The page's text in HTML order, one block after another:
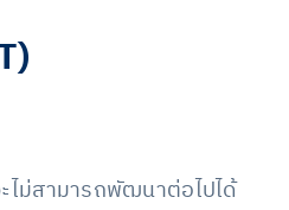
ไม่สามารถพัฒนาต่อไปได้